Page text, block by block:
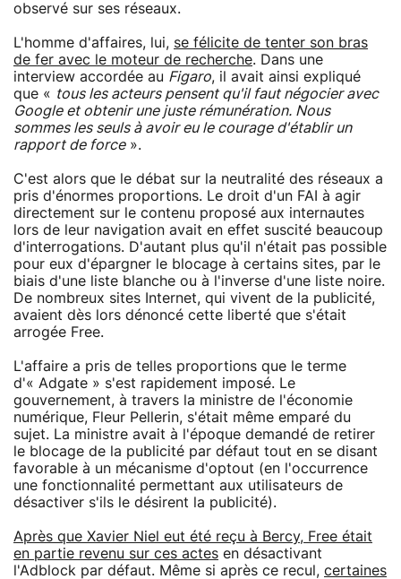
observé sur ses réseaux.
L'homme d'affaires, lui, se félicite de tenter son bras
de fer avec le moteur de recherche. Dans une
interview accordée au Figaro, il avait ainsi expliqué
que « tous les acteurs pensent qu'il faut négocier avec
Google et obtenir une juste rémunération. Nous
sommes les seuls à avoir eu le courage d'établir un
rapport de force».
C'est alors que le débat sur la neutralité des réseaux a
pris d'énormes proportions. Le droit d'un FAI à agir
directement sur le contenu proposé aux internautes
lors de leur navigation avait en effet suscité beaucoup
d'interrogations. D'autant plus qu'il n'était pas possible
pour eux d'épargner le blocage à certains sites, par le
biais d'une liste blanche ou à l'inverse d'une liste noire.
De nombreux sites Internet, qui vivent de la publicité,
avaient dès lors dénoncé cette liberté que s'était
arrogée Free.
L'affaire a pris de telles proportions que le terme
d'« Adgate » s'est rapidement imposé. Le
gouvernement, à travers la ministre de l'économie
numérique, Fleur Pellerin, s'était même emparé du
sujet. La ministre avait à l'époque demandé de retirer
le blocage de la publicité par défaut tout en se disant
favorable à un mécanisme d'optout (en l'occurrence
une fonctionnalité permettant aux utilisateurs de
désactiver s'ils le désirent la publicité).
Après que Xavier Niel eut été reçu à Bercy, Free était
en partie revenu sur ces actes en désactivant
l'Adblock par défaut. Même si après ce recul, certaines